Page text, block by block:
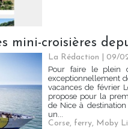
mini-croisières
La Rédaction | 09/
Pour faire le plein
exceptionnellement
vacances de février
propose pour la
de Nice à
un...
Corse, ferry, Moby